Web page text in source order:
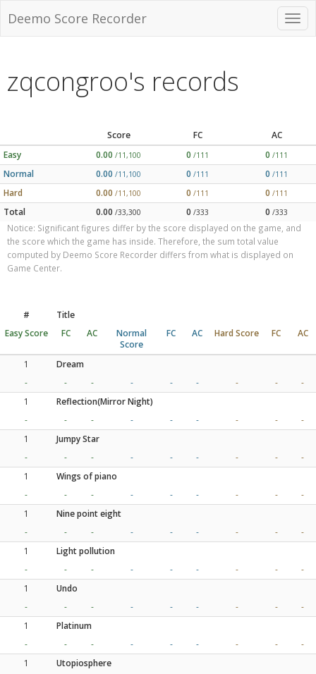
Deemo Score Recorder
zqcongroo's records
Score FC
AC
Easy
0.00 /11,100 0 /111 0 /111
Normal 0.00 /11,100 0 /111 0 /111
Hard 0.00 /11,100 0 /111 0 /111
Total 0.00 /33,300 0 /333 0 /333
Notice: Significant figures differ by the score displayed on the game, and
the score which the game has inside. Therefore, the sum total value
computed by Deemo Score Recorder differs from what is displayed on
Game Center.
#
Title
Easy Score
FC AC
Normal
Score
FC AC Hard Score FC AC
1
Dream
-
- - - - - - -
-
1
Reflection(Mirror Night)
-
- - - - - - -
-
1
Jumpy Star
-
- - - - - - -
-
1
Wings of piano
-
- - - - - - -
-
1
Nine point eight
-
- - - - - - -
-
1
Light pollution
-
- - - - - - -
-
1
Undo
-
- - - - - - -
-
1
Platinum
-
- - - - - - -
-
1
Utopiosphere